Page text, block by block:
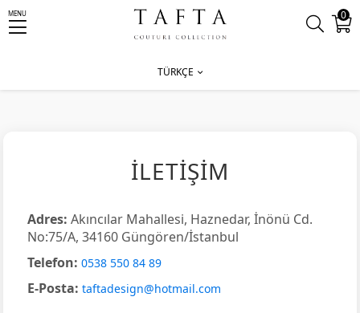
3000 ₺ Üzeri Ücretsiz
0
MENU
TÜRKÇE
İLETİŞİM
Adres: Akıncılar Mahallesi, Haznedar, İnönü Cd.
No:75/A, 34160 Güngören/İstanbul
Telefon: 0538 550 84 89
E-Posta: taftadesign@hotmail.com